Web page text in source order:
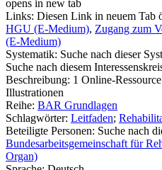
opens in new tab
Links: Diesen Link in neuem Tab
HGU (E-Medium), Zugang zum
(E-Medium)
Systematik: Suche nach dieser
Suche nach diesem
Beschreibung: 1 Online-
Illustrationen
Reihe: BAR Grundlagen
Schlagwörter: Leitfaden;
Beteiligte Personen: Suche nach
Bundesarbeitsgemeinschaft für
Organ)